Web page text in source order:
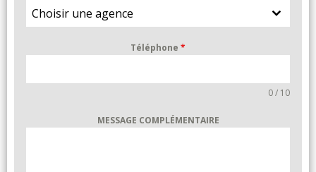
Choisir une agence
Téléphone *
0 / 10
MESSAGE COMPLÉMENTAIRE